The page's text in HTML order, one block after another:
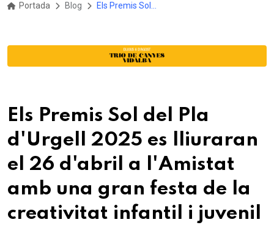
Portada Blog
Els Premis Sol del Pla
d'Urgell 2025 es lliuraran
el 26 d'abril a l'Amistat
amb una gran festa de la
creativitat infantil i juvenil